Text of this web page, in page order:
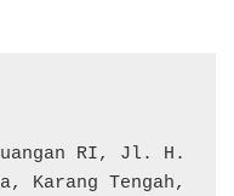
RI, Jl. H.
Karang Tengah,